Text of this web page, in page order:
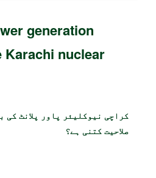
generation
Karachi nuclear
کراچی نیوکلیئر پاور پلانٹ کی
صلاحیت کتنی ہے؟